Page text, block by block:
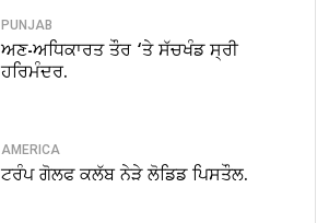
PUNJAB
ਅਣ-ਅਧਿਕਾਰਤ ਤੌਰ ‘ਤੇ ਸੱਚਖੰਡ ਸ੍ਰੀ
ਹਰਿਮੰਦਰ.
AMERICA
ਟਰੰਪ ਗੋਲਫ ਕਲੱਬ ਨੇੜੇ ਲੋਡਿਡ ਪਿਸਤੌਲ.